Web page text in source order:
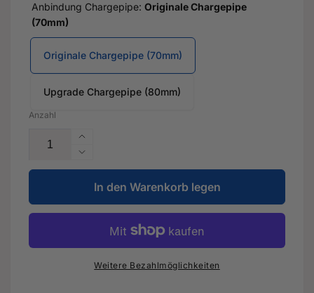
Anbindung Chargepipe: Originale Chargepipe
(70mm)
Originale Chargepipe (70mm)
Upgrade Chargepipe (80mm)
Anzahl
Erhöhe
die
Menge
für
RACE
SERIES
Ladeluftkühler
für
Audi
Verringere
die
Menge
für
RACE
SERIES
Ladeluftkühler
für
In den Warenkorb legen
Weitere Bezahlmöglichkeiten